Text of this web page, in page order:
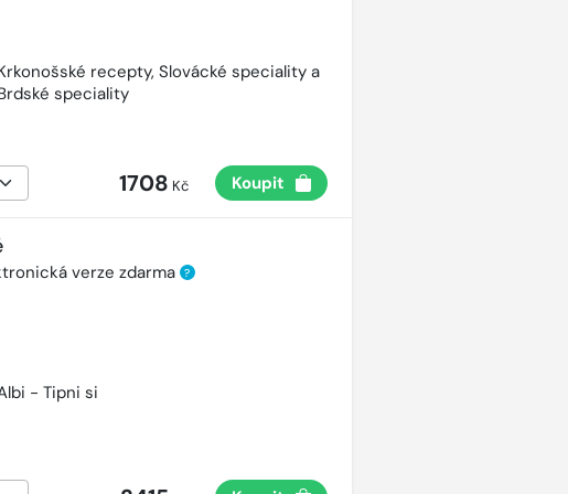
recepty, Slovácké speciality a
speciality
1708 Kč Koupit
verze zdarma ?
- Tipni si